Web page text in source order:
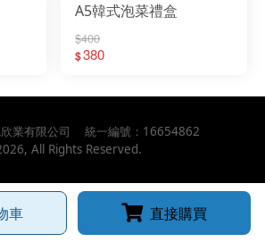
車 直接購買
A5韓式泡菜禮盒
$400
$380
業有限公司 統一編號： 16654862
, All Rights Reserved.